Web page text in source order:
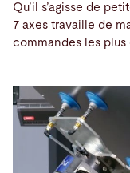
Qu’il s’agisse de
7 axes travaille de
commandes les plus